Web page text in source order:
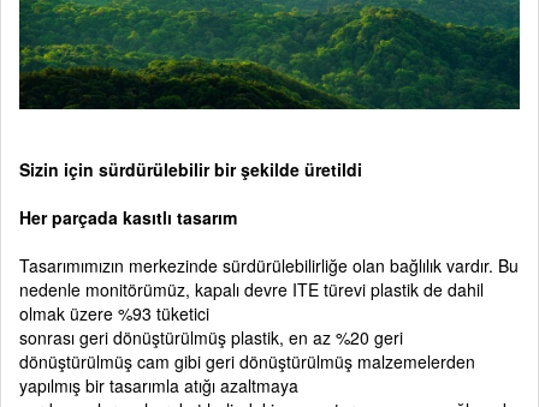
Sizin için sürdürülebilir bir şekilde üretildi
Her parçada kasıtlı tasarım
Tasarımımızın merkezinde sürdürülebilirliğe olan bağlılık vardır. Bu
nedenle monitörümüz, kapalı devre ITE türevi plastik de dahil
olmak üzere %93 tüketici
sonrası geri dönüştürülmüş plastik, en az %20 geri
dönüştürülmüş cam gibi geri dönüştürülmüş malzemelerden
yapılmış bir tasarımla atığı azaltmaya